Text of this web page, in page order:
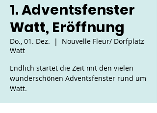
1. Adventsfenster
Watt, Eröffnung
Do., 01. Dez.
  |
Nouvelle Fleur/ Dorfplatz
Watt
Endlich startet die Zeit mit den vielen
wunderschönen Adventsfenster rund um
Watt.